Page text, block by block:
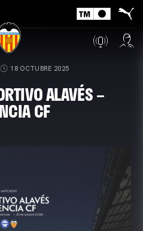
18 OCTUBRE 2025
ALAVÉS –
CF